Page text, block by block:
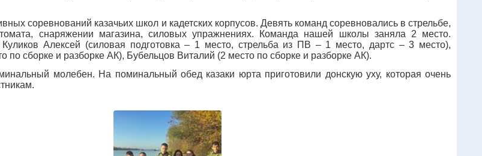
соревнований казачьих школ и кадетских корпусов. Девять команд соревновались в стрельбе,
снаряжении магазина, силовых упражнениях. Команда нашей школы заняла 2 место.
Куликов Алексей (силовая подготовка – 1 место, стрельба из ПВ – 1 место, дартс – 3 место),
по сборке и разборке АК), Бубельцов Виталий (2 место по сборке и разборке АК).
молебен. На поминальный обед казаки юрта приготовили донскую уху, которая очень